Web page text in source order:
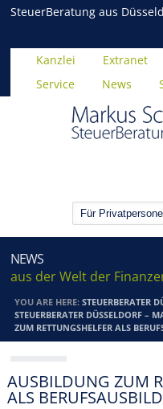
SteuerBeratung aus
Kanzlei Extranet
Service
News
NEWS
aus der Welt der
YOU ARE HERE:STEUERBERATER
STEUERBERATER DÜSSELDORF –
ZUM RETTUNGSHELFER ALS
AUSBILDUNG ZUM
ALS